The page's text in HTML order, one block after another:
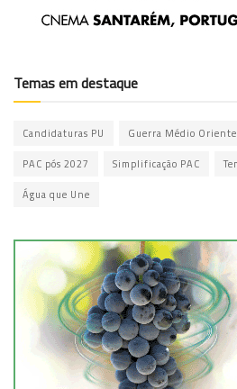
Temas em destaque
Candidaturas PU Guerra Médio Oriente
PAC pós 2027 Simplificação PAC
Água que Une